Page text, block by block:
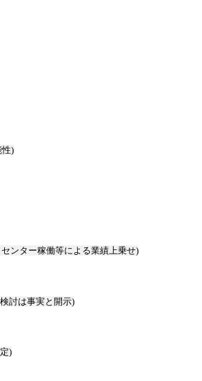
性)
ンター稼働等による業績上乗せ)
討は事実と開示)
)